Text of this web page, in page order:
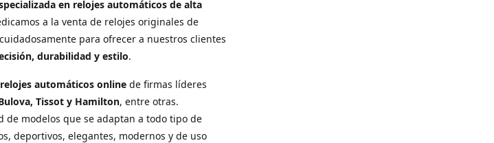
en relojes automáticos de alta
a la venta de relojes originales de
para ofrecer a nuestros clientes
durabilidad y estilo.
automáticos online de firmas líderes
Tissot y Hamilton, entre otras.
de modelos que se adaptan a todo tipo de
deportivos, elegantes, modernos y de uso